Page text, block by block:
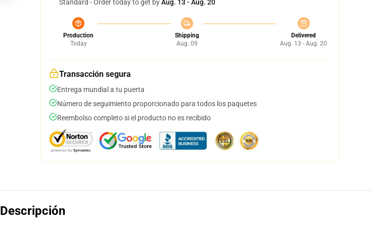
Standard - Order today to get byAug. 13 - Aug. 20
Production
Today
Shipping
Aug. 09
Delivered
Aug. 13 - Aug. 20
Transacción segura
Entrega mundial a tu puerta
Número de seguimiento proporcionado para todos los paquetes
Reembolso completo si el producto no es recibido
Descripción